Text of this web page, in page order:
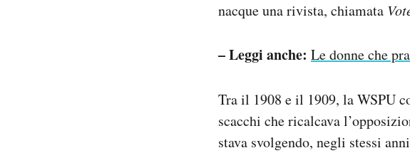
nacque una rivista, chiamata
– Leggi anche: Le donne che
Tra il 1908 e il 1909, la WSPU
scacchi che ricalcava
stava svolgendo, negli stessi